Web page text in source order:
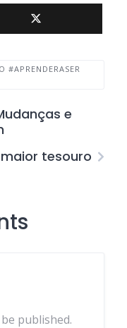
#APRENDERASER
e
tesouro
published.